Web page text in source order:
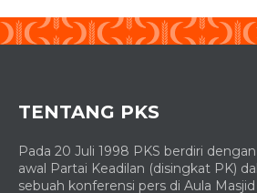
TENTANG PKS
Pada 20 Juli 1998 PKS berdiri
awal Partai Keadilan (disingkat PK)
sebuah konferensi pers di Aula